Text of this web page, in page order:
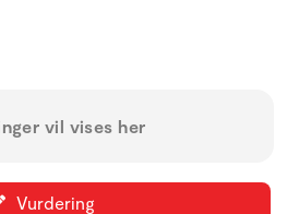
vil vises her
Vurdering